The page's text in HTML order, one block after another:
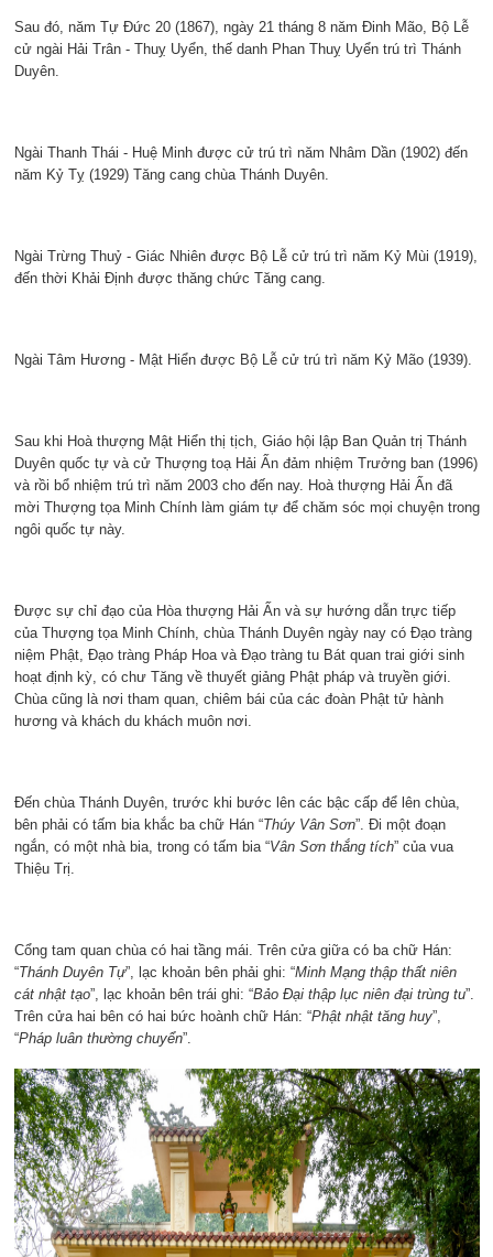
Sau đó, năm Tự Đức 20 (1867), ngày 21 tháng 8 năm Đinh Mão, Bộ Lễ
cử ngài Hải Trân - Thuỵ Uyển, thế danh Phan Thuỵ Uyển trú trì Thánh
Duyên.
Ngài Thanh Thái - Huệ Minh được cử trú trì năm Nhâm Dần (1902) đến
năm Kỷ Tỵ (1929) Tăng cang chùa Thánh Duyên.
Ngài Trừng Thuỷ - Giác Nhiên được Bộ Lễ cử trú trì năm Kỷ Mùi (1919),
đến thời Khải Định được thăng chức Tăng cang.
Ngài Tâm Hương - Mật Hiển được Bộ Lễ cử trú trì năm Kỷ Mão (1939).
Sau khi Hoà thượng Mật Hiển thị tịch, Giáo hội lập Ban Quản trị Thánh
Duyên quốc tự và cử Thượng toạ Hải Ấn đảm nhiệm Trưởng ban (1996)
và rồi bổ nhiệm trú trì năm 2003 cho đến nay. Hoà thượng Hải Ấn đã
mời Thượng tọa Minh Chính làm giám tự để chăm sóc mọi chuyện trong
ngôi quốc tự này.
Được sự chỉ đạo của Hòa thượng Hải Ấn và sự hướng dẫn trực tiếp
của Thượng tọa Minh Chính, chùa Thánh Duyên ngày nay có Đạo tràng
niệm Phật, Đạo tràng Pháp Hoa và Đạo tràng tu Bát quan trai giới sinh
hoạt định kỳ, có chư Tăng về thuyết giảng Phật pháp và truyền giới.
Chùa cũng là nơi tham quan, chiêm bái của các đoàn Phật tử hành
hương và khách du khách muôn nơi.
Đến chùa Thánh Duyên, trước khi bước lên các bậc cấp để lên chùa,
bên phải có tấm bia khắc ba chữ Hán “Thúy Vân Sơn”. Đi một đoạn
ngắn, có một nhà bia, trong có tấm bia “Vân Sơn thắng tích” của vua
Thiệu Trị.
Cổng tam quan chùa có hai tầng mái. Trên cửa giữa có ba chữ Hán:
“Thánh Duyên Tự”, lạc khoản bên phải ghi: “Minh Mạng thập thất niên
cát nhật tạo”, lạc khoản bên trái ghi: “Bảo Đại thập lục niên đại trùng tu”.
Trên cửa hai bên có hai bức hoành chữ Hán: “Phật nhật tăng huy”,
“Pháp luân thường chuyển”.